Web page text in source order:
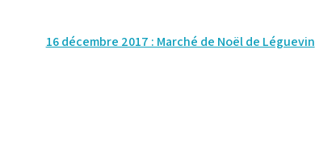
16 décembre 2017 : Marché de Noël de Léguevin